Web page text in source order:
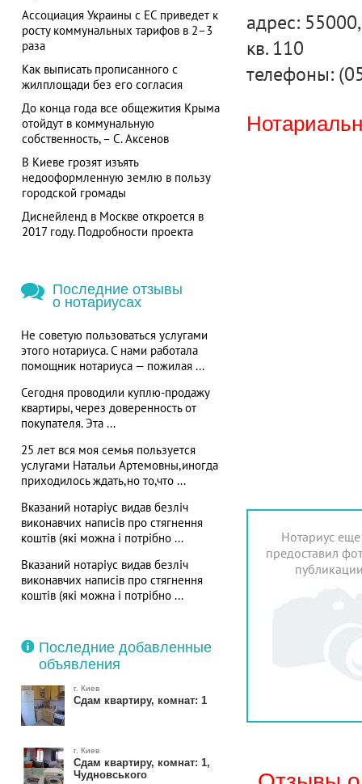
Ассоциация Украины с ЕС приведет к
росту коммунальных тарифов в 2–3
раза
Как выписать прописанного с
жилплощади без его согласия
До конца года все общежития Крыма
отойдут в коммунальную
собственность, – С. Аксенов
В Киеве грозят изъять
недооформленную землю в пользу
городской громады
Диснейленд в Москве откроется в
2017 году. Подробности проекта
Последние отзывы
о нотариусах
Не советую пользоваться услугами
этого нотариуса. С нами работала
помощник нотариуса — пожилая ...
Сегодня проводили куплю-продажу
квартиры, через доверенность от
покупателя. Эта ...
25 лет вся моя семья пользуется
услугами Натальи Артемовны,иногда
приходилось ждать,но то,что ...
Вказаний нотаріус видав безліч
виконавчих написів про стягнення
коштів (які можна і потрібно ...
Вказаний нотаріус видав безліч
виконавчих написів про стягнення
коштів (які можна і потрібно ...
Последние добавленные
объявления
г. Киев
Сдам квартиру, комнат: 1
г. Киев
Сдам квартиру, комнат: 1,
Чудновського
адрес:
кв. 110
телефоны:
Нотариус
предоставил